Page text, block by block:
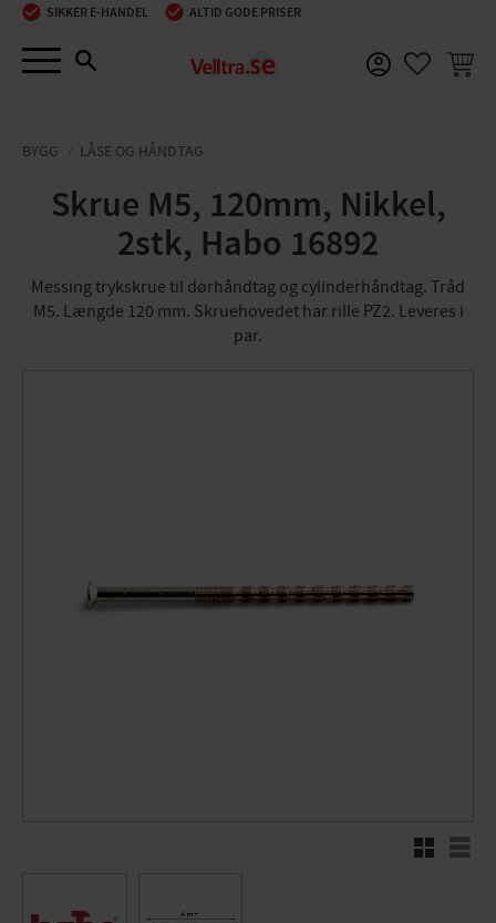
Menu
SIKKER E-HANDEL ALTID GODE PRISER
BYGG LÅSE OG HÅNDTAG
Skrue M5, 120mm, Nikkel,
2stk, Habo 16892
Messing trykskrue til dørhåndtag og cylinderhåndtag. Tråd
M5. Længde 120 mm. Skruehovedet har rille PZ2. Leveres i
par.
RutenettListe